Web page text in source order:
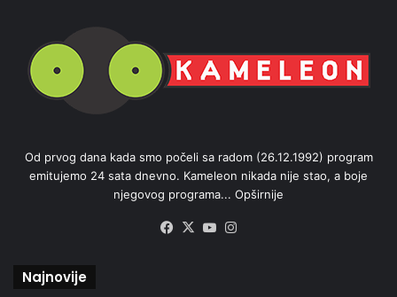
Od prvog dana kada smo počeli sa radom (26.12.1992) program
emitujemo 24 sata dnevno. Kameleon nikada nije stao, a boje
njegovog programa... Opširnije
Facebook
X YouTube
Najnovije